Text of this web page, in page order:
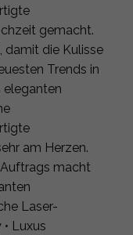
gemacht.
damit die Kulisse
Trends in
eleganten
am Herzen.
macht
Laser-
Luxus